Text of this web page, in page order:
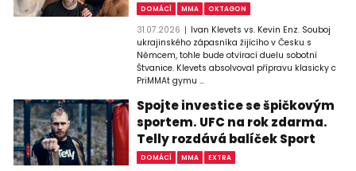
DOMÁCÍ MMA OKTAGON
31.07.2026
Ivan Klevets vs. Kevin Enz. Souboj
ukrajinského zápasníka žijícího v Česku s
Němcem, tohle bude otvírací duelu sobotní
Štvanice. Klevets absolvoval přípravu klasicky c
PriMMAt gymu ...
Spojte investice se špičkovým
sportem. UFC na rok zdarma.
Telly rozdává balíček Sport
DOMÁCÍ MMA EXTRA